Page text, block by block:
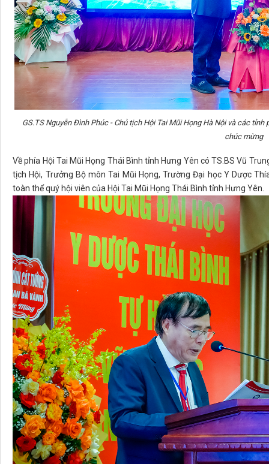
GS.TS Nguyễn Đình Phúc - Chủ tịch Hội Tai Mũi Họng Hà Nội và các
chúc mừng
Về phía Hội Tai Mũi Họng Thái Bình tỉnh Hưng Yên có TS.BS Vũ
tịch Hội, Trưởng Bộ môn Tai Mũi Họng, Trường Đại học Y Dược
toàn thể quý hội viên của Hội Tai Mũi Họng Thái Bình tỉnh Hưng Yên.